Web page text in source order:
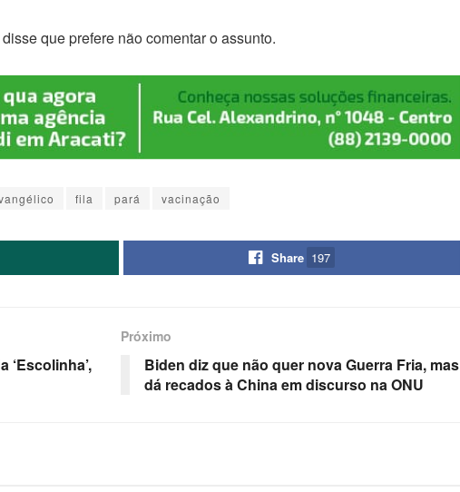
que prefere não comentar o assunto.
fila pará vacinação
Share 197
‘Escolinha’,
Próximo
Biden diz que não quer nova Guerra Fria, mas
dá recados à China em discurso na ONU